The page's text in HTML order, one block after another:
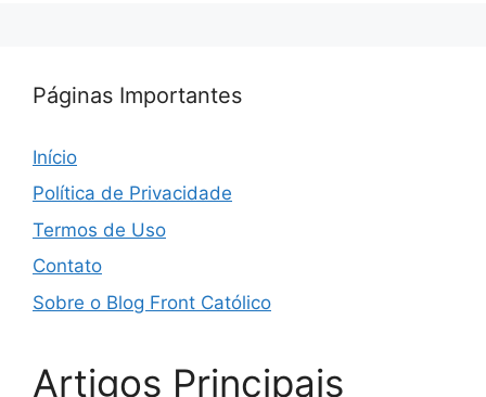
Páginas Importantes
Início
Política de Privacidade
Termos de Uso
Contato
Sobre o Blog Front Católico
Artigos Principais